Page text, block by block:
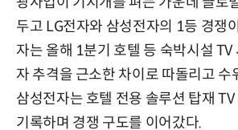
두고 LG전자와 삼성전자의 1등 경쟁
자는 올해 1분기 호텔 등 숙박시설 TV
자 추격을 근소한 차이로 따돌리고 수
삼성전자는 호텔 전용 솔루션 탑재
기록하며 경쟁 구도를 이어갔다.